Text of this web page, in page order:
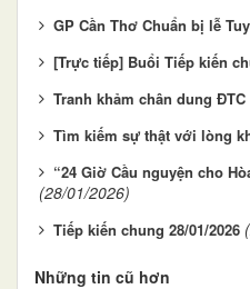
GP Cần Thơ Chuẩn bị lễ
[Trực tiếp] Buổi Tiếp kiến
Tranh khảm chân dung ĐTC
Tìm kiếm sự thật với lòng
“24 Giờ Cầu nguyện cho
(28/01/2026)
Tiếp kiến chung 28/01/2026
Những tin cũ hơn